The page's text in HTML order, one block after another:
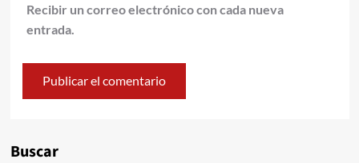
Recibir un correo electrónico con cada nueva
entrada.
Buscar